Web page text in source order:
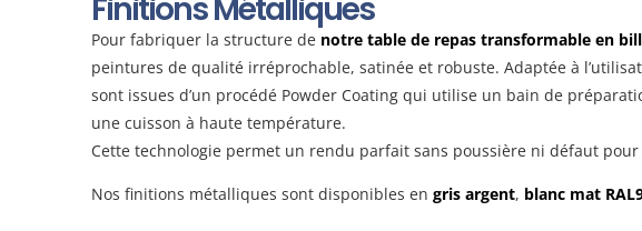
Finitions Métalliques
Pour fabriquer la structure de notre table de repas transformable en
peintures de qualité irréprochable, satinée et robuste. Adaptée à
sont issues d’un procédé Powder Coating qui utilise un bain de
une cuisson à haute température.
Cette technologie permet un rendu parfait sans poussière ni défaut
Nos finitions métalliques sont disponibles en gris argent, blanc mat